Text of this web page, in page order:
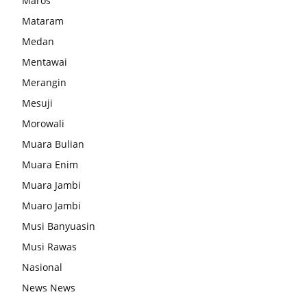
Mataram
Medan
Mentawai
Merangin
Mesuji
Morowali
Muara Bulian
Muara Enim
Muara Jambi
Muaro Jambi
Musi Banyuasin
Musi Rawas
Nasional
News News